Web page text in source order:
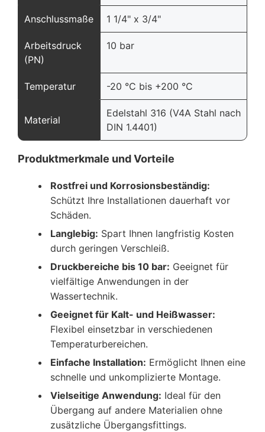
Anschlussmaße 1 1/4" x 3/4"
Arbeitsdruck
(PN)
10 bar
Temperatur -20 °C bis +200 °C
Material
Edelstahl 316 (V4A Stahl nach
DIN 1.4401)
Produktmerkmale und Vorteile
Rostfrei und Korrosionsbeständig:
Schützt Ihre Installationen dauerhaft vor
Schäden.
Langlebig: Spart Ihnen langfristig Kosten
durch geringen Verschleiß.
Druckbereiche bis 10 bar: Geeignet für
vielfältige Anwendungen in der
Wassertechnik.
Geeignet für Kalt- und Heißwasser:
Flexibel einsetzbar in verschiedenen
Temperaturbereichen.
Einfache Installation: Ermöglicht Ihnen eine
schnelle und unkomplizierte Montage.
Vielseitige Anwendung: Ideal für den
Übergang auf andere Materialien ohne
zusätzliche Übergangsfittings.